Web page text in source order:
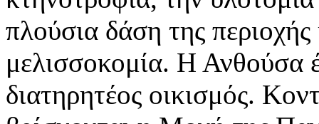
πλούσια δάση της περιοχής
μελισσοκομία. Η Ανθούσα
διατηρητέος οικισμός.